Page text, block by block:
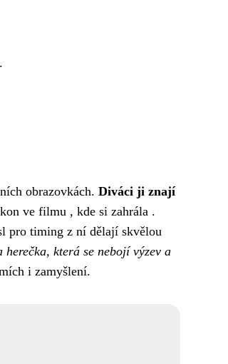
obrazovkách. Diváci ji znají
ve filmu , kde si zahrála .
pro timing z ní dělají skvělou
která se nebojí výzev a
i zamyšlení.